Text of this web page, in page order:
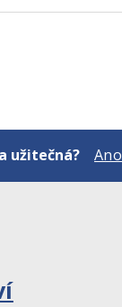
užitečná? Ano